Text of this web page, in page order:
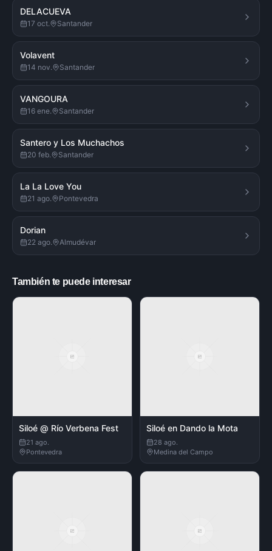
DELACUEVA
17 oct. Santander
Volavent
14 nov. Santander
VANGOURA
16 ene. Santander
Santero y Los Muchachos
20 feb. Santander
La La Love You
21 ago. Pontevedra
Dorian
22 ago. Almudévar
También te puede interesar
Siloé @ Río Verbena Fest
21 ago.
Pontevedra
Siloé en Dando la Mota
28 ago.
Medina del Campo